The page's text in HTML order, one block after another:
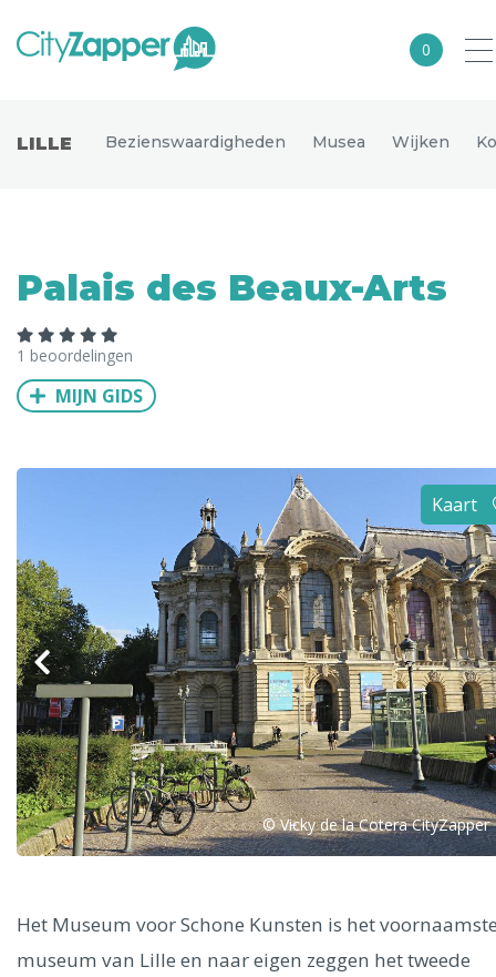
0
Europa
Noord-Amerika
Azië
Uitgelichte bestemmingen
Phoenix
Dresden
LILLE Bezienswaardigheden Musea Wijken
Palais des Beaux-Arts
1 beoordelingen
MIJN GIDS
Kaart
© Vicky de la Cotera CityZapper
Het Museum voor Schone Kunsten is het
museum van Lille en naar eigen zeggen het tweede